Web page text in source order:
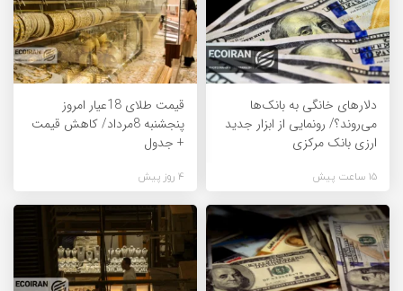
دلارهای خانگی به بانک‌ها
می‌روند؟/ رونمایی از ابزار جدید
ارزی بانک مرکزی
15 ساعت پیش
قیمت طلای 18عیار امروز
پنجشنبه 8مرداد/ کاهش قیمت
+ جدول
4 روز پیش